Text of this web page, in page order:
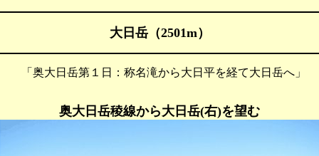
大日岳（2501m）
大日岳第１日：称名滝から大日平を経て大日岳へ」
奥大日岳稜線から大日岳(右)を望む